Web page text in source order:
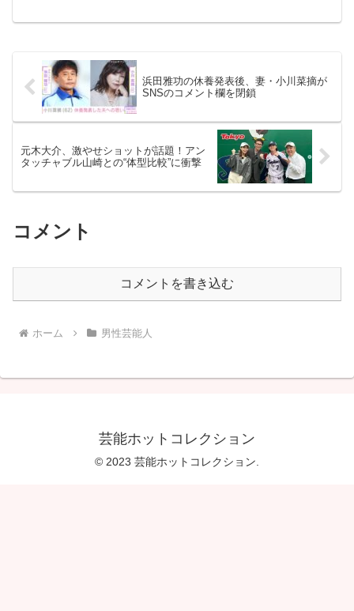
浜田雅功の休養発表後、妻・小川菜摘が
SNSのコメント欄を閉鎖
元木大介、激やせショットが話題！アン
タッチャブル山崎との“体型比較”に衝撃
コメント
コメントを書き込む
ホーム 男性芸能人
芸能ホットコレクション
© 2023 芸能ホットコレクション.